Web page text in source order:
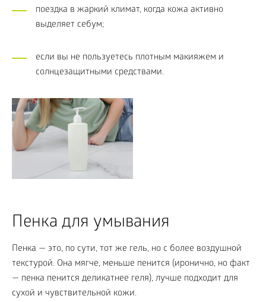
поездка в жаркий климат, когда кожа активно
выделяет себум;
если вы не пользуетесь плотным макияжем и
солнцезащитными средствами.
Пенка для умывания
Пенка — это, по сути, тот же гель, но с более воздушной
текстурой. Она мягче, меньше пенится (иронично, но факт
— пенка пенится деликатнее геля), лучше подходит для
сухой и чувствительной кожи.